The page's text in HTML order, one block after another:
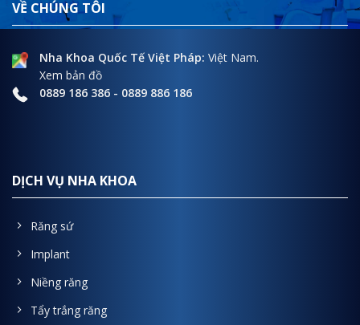
VỀ CHÚNG TÔI
Nha Khoa Quốc Tế Việt Pháp: Việt Nam.
Xem bản đồ
0889 186 386- 0889 886 186
DỊCH VỤ NHA KHOA
Răng sứ
Implant
Niềng răng
Tẩy trắng răng